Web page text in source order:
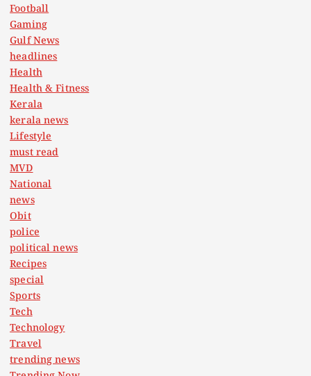
Football
Gaming
Gulf News
headlines
Health
Health & Fitness
Kerala
kerala news
Lifestyle
must read
MVD
National
news
Obit
police
political news
Recipes
special
Sports
Tech
Technology
Travel
trending news